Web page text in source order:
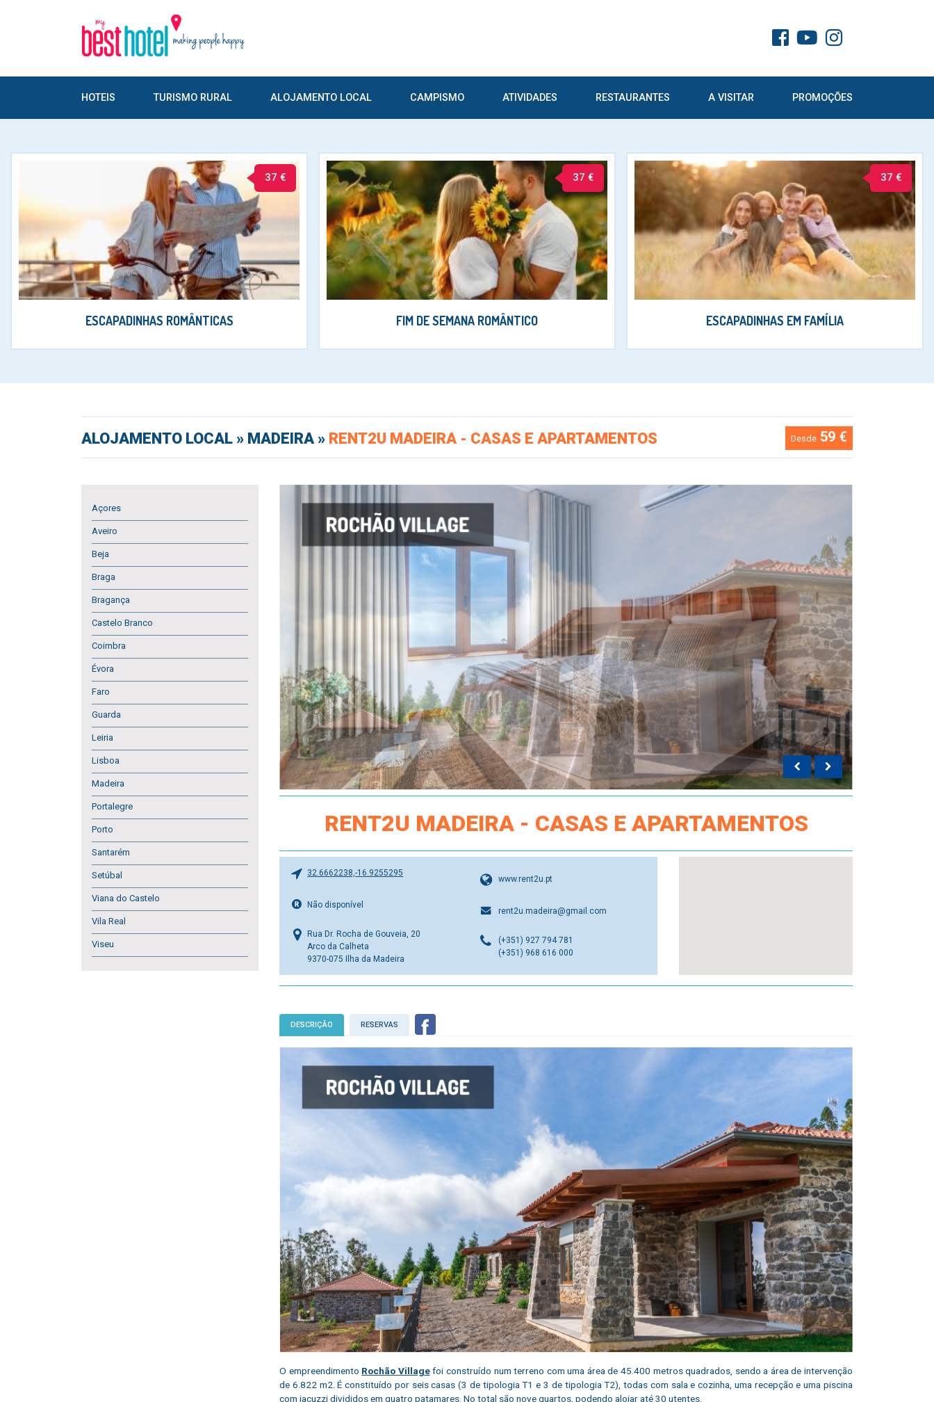
HOTEIS TURISMO RURAL ALOJAMENTO LOCAL CAMPISMO ATIVIDADES RESTAURANTES A VISITAR PROMOÇÕES
37 €
ESCAPADINHAS ROMÂNTICAS
37 €
FIM DE SEMANA ROMÂNTICO
37 €
ESCAPADINHAS EM FAMÍLIA
ALOJAMENTO LOCAL » MADEIRA » RENT2U MADEIRA - CASAS E APARTAMENTOS Desde 59 €
Açores
Aveiro
Beja
Braga
Bragança
Castelo Branco
Coimbra
Évora
Faro
Guarda
Leiria
Lisboa
Madeira
Portalegre
Porto
Santarém
Setúbal
Viana do Castelo
Vila Real
Viseu
RENT2U MADEIRA - CASAS E APARTAMENTOS
32.6662238,-16.9255295
Não disponível
Rua Dr. Rocha de Gouveia, 20
Arco da Calheta
9370-075 Ilha da Madeira
www.rent2u.pt
rent2u.madeira@gmail.com
(+351) 927 794 781
(+351) 968 616 000
DESCRIÇÃO RESERVAS
O empreendimento Rochão Villagefoi construído num terreno com uma área de 45.400 metros quadrados, sendo a área de intervenção
de 6.822 m2. É constituído por seis casas (3 de tipologia T1 e 3 de tipologia T2), todas com sala e cozinha, uma recepção e uma piscina
com jacuzzi divididos em quatro patamares. No total são nove quartos, podendo alojar até 30 utentes.